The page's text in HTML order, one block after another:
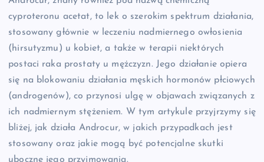
cyproteronu acetat, to lek o szerokim spektrum działania,
stosowany głównie w leczeniu nadmiernego owłosienia
(hirsutyzmu) u kobiet, a także w terapii niektórych
postaci raka prostaty u mężczyzn. Jego działanie opiera
się na blokowaniu działania męskich hormonów płciowych
(androgenów), co przynosi ulgę w objawach związanych z
ich nadmiernym stężeniem. W tym artykule przyjrzymy się
bliżej, jak działa Androcur, w jakich przypadkach jest
stosowany oraz jakie mogą być potencjalne skutki
uboczne jego przyjmowania.